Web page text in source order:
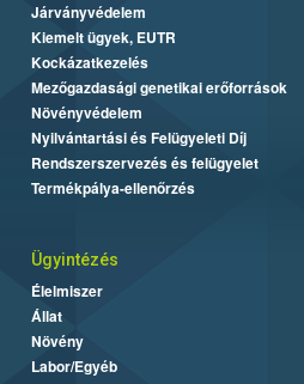
Járványvédelem
Kiemelt ügyek, EUTR
Kockázatkezelés
Mezőgazdasági genetikai erőforrások
Növényvédelem
Nyilvántartási és Felügyeleti Díj
Rendszerszervezés és felügyelet
Termékpálya-ellenőrzés
Ügyintézés
Élelmiszer
Állat
Növény
Labor/Egyéb